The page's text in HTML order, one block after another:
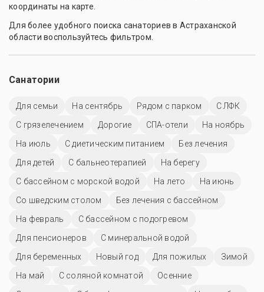
координаты на карте.
Для более удобного поиска санаториев в Астраханской
области воспользуйтесь фильтром.
Санатории
Для семьи На сентябрь Рядом с парком
С ЛФК
С грязелечением
Дорогие СПА-отели
На ноябрь
На июль
С диетическим питанием
Без лечения
Для детей
С бальнеотерапией
На берегу
С бассейном с морской водой
На лето
На июнь
Со шведским столом
Без лечения с бассейном
На февраль
С бассейном с подогревом
Для пенсионеров
С минеральной водой
Для беременных
Новый год Для пожилых
Зимой
На май
С соляной комнатой
Осенние